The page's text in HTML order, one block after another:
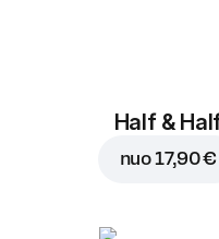
Half &
nuo17,90 €